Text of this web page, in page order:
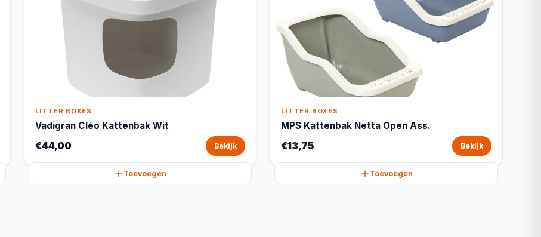
LITTER BOXES
Vadigran Cléo Kattenbak Wit
€44,00 Bekijk
Toevoegen
LITTER BOXES
MPS Kattenbak Netta Open Ass.
€13,75 Bekijk
Toevoegen